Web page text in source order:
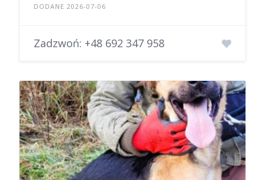
DODANE 2026-07-06
Zadzwoń: +48 692 347 958